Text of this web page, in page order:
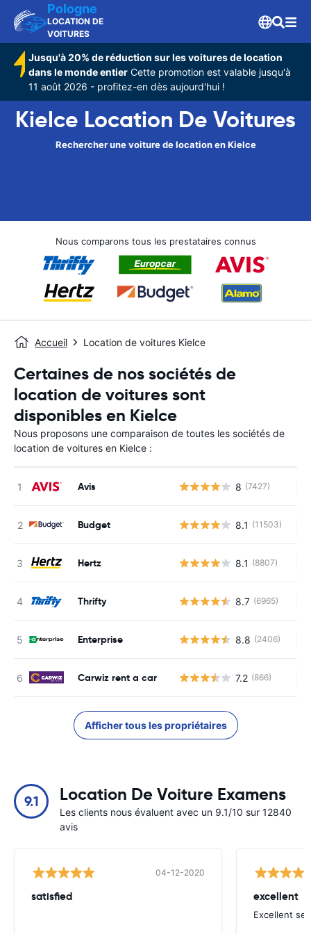
Pologne
LOCATION DE
VOITURES
Jusqu'à 20% de réduction sur les voitures de location
dans le monde entier Cette promotion est valable jusqu'à
11 août 2026 - profitez-en dès aujourd'hui !
Kielce Location De Voitures
Rechercher une voiture de location en Kielce
Nous comparons tous les prestataires connus
Accueil Location de voitures Kielce
Certaines de nos sociétés de
location de voitures sont
disponibles en Kielce
Nous proposons une comparaison de toutes les sociétés de
location de voitures en Kielce :
Avis 8 (7427)
Budget 8.1 (11503)
Hertz 8.1 (8807)
Thrifty 8.7 (6965)
Enterprise 8.8 (2406)
Carwiz rent a car 7.2 (866)
Afficher tous les propriétaires
9.1 Location De Voiture Examens
Les clients nous évaluent avec un 9.1/10 sur 12840
avis
04-12-2020
satisfied excellent
Excellent